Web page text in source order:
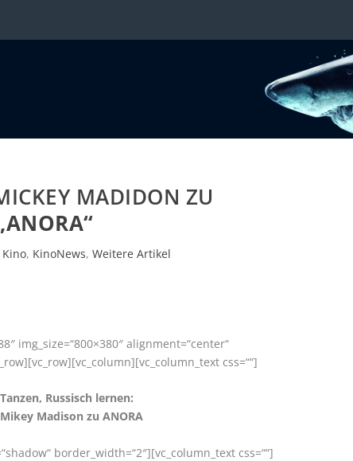
MADIDON ZU
Kino, KinoNews, Weitere Artikel
img_size=“800×380″ alignment=“center“
css=““]
Russisch lernen:
Madison zu ANORA
border_width=“2″][vc_column_text css=““]